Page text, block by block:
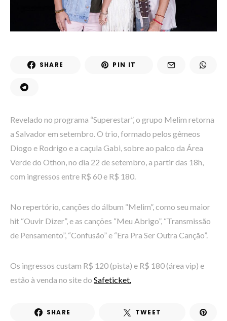
SHARE PIN IT
Revelado no programa “Superestar”, o grupo Melim retorna
a Salvador em setembro. O trio, formado pelos gêmeos
Diogo e Rodrigo e a caçula Gabi, sobre ao palco da Área
Verde do Othon, no dia 22 de setembro, a partir das 18h,
com ingressos entre R$ 60 e R$ 180.
No repertório, canções do álbum “Melim”, como seu maior
hit “Ouvir Dizer”, e as canções “Meu Abrigo”, “Transmissão
de Pensamento”, “Confusão” e “Era Pra Ser Outra Canção”.
Os ingressos custam R$ 120 (pista) e R$ 180 (área vip) e
estão à venda no site do Safeticket.
SHARE TWEET